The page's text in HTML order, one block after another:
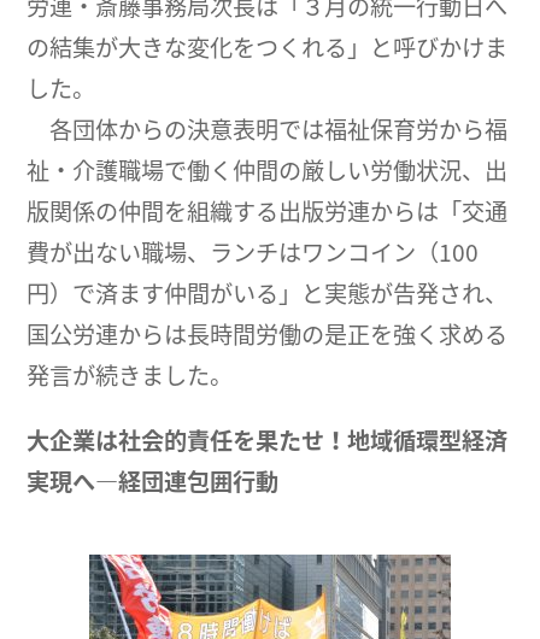
の結集が大きな変化をつくれる」と呼びかけま
した。
各団体からの決意表明では福祉保育労から福
祉・介護職場で働く仲間の厳しい労働状況、出
版関係の仲間を組織する出版労連からは「交通
費が出ない職場、ランチはワンコイン（100
円）で済ます仲間がいる」と実態が告発され、
国公労連からは長時間労働の是正を強く求める
発言が続きました。
大企業は社会的責任を果たせ！地域循環型経済
実現へ―経団連包囲行動